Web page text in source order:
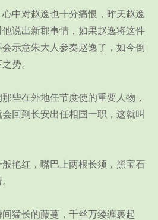
对赵逸也十分痛恨，昨天赵逸
说出新郡事情，如果赵逸将这件
示意朱大人参奏赵逸了，如今倒
势。
在外地任节度使的重要人物，
回到长安出任相国一职，这就叫
红，嘴巴上两根长须，黑宝石
长的藤蔓，千丝万缕缠裹起